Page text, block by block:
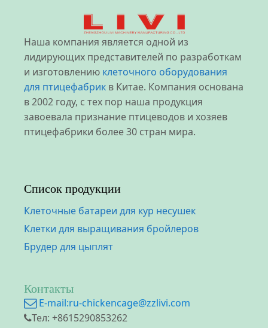
Наша компания является одной из
лидирующих представителей по разработкам
и изготовлению клеточного оборудования
для птицефабрик в Китае. Компания основана
в 2002 году, с тех пор наша продукция
завоевала признание птицеводов и хозяев
птицефабрики более 30 стран мира.
Список продукции
Клеточные батареи для кур несушек
Клетки для выращивания бройлеров
Брудер для цыплят
Контакты
E-mail:ru-chickencage@zzlivi.com
Тел: +8615290853262